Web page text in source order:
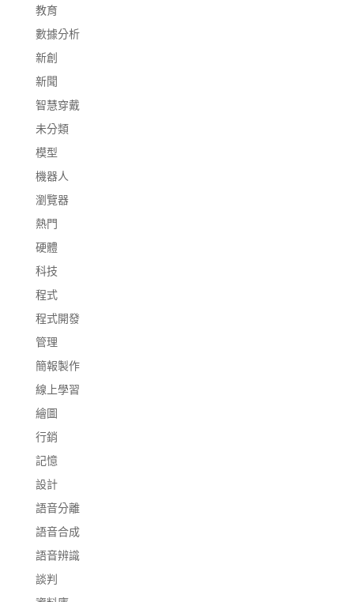
教育
數據分析
新創
新聞
智慧穿戴
未分類
模型
機器人
瀏覽器
熱門
硬體
科技
程式
程式開發
管理
簡報製作
線上學習
繪圖
行銷
記憶
設計
語音分離
語音合成
語音辨識
談判